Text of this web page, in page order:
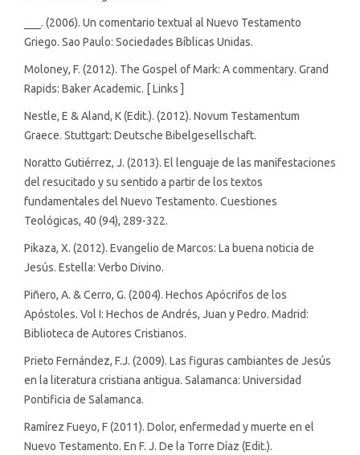
___. (2006). Un comentario textual al Nuevo Testamento
Griego. Sao Paulo: Sociedades Bíblicas Unidas.
Moloney, F. (2012). The Gospel of Mark: A commentary. Grand
Rapids: Baker Academic. [ Links ]
Nestle, E & Aland, K (Edit.). (2012). Novum Testamentum
Graece. Stuttgart: Deutsche Bibelgesellschaft.
Noratto Gutiérrez, J. (2013). El lenguaje de las manifestaciones
del resucitado y su sentido a partir de los textos
fundamentales del Nuevo Testamento. Cuestiones
Teológicas, 40 (94), 289-322.
Pikaza, X. (2012). Evangelio de Marcos: La buena noticia de
Jesús. Estella: Verbo Divino.
Piñero, A. & Cerro, G. (2004). Hechos Apócrifos de los
Apóstoles. Vol I: Hechos de Andrés, Juan y Pedro. Madrid:
Biblioteca de Autores Cristianos.
Prieto Fernández, F.J. (2009). Las figuras cambiantes de Jesús
en la literatura cristiana antigua. Salamanca: Universidad
Pontificia de Salamanca.
Ramírez Fueyo, F (2011). Dolor, enfermedad y muerte en el
Nuevo Testamento. En F. J. De la Torre Díaz (Edit.).